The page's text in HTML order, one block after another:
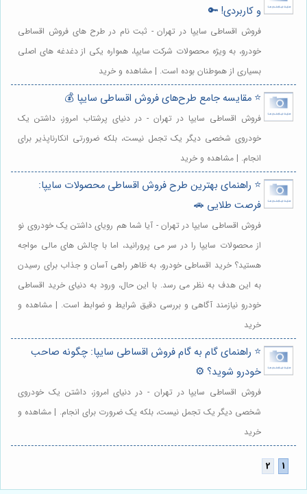
و کاربردی! 🔑
فروش اقساطی سایپا در تهران - ثبت نام در طرح های فروش اقساطی
خودرو، به ویژه محصولات شرکت سایپا، همواره یکی از دغدغه های اصلی
بسیاری از هموطنان بوده است. | مشاهده و خرید
⭐️ مقایسه جامع طرح‌های فروش اقساطی سایپا 💰
فروش اقساطی سایپا در تهران - در دنیای پرشتاب امروز، داشتن یک
خودروی شخصی دیگر یک تجمل نیست، بلکه ضرورتی انکارناپذیر برای
انجام. | مشاهده و خرید
⭐️ راهنمای بهترین طرح فروش اقساطی محصولات سایپا:
فرصت طلایی 🚗
فروش اقساطی سایپا در تهران - آیا شما هم رویای داشتن یک خودروی نو
از محصولات سایپا را در سر می پرورانید، اما با چالش های مالی مواجه
هستید؟ خرید اقساطی خودرو، به ظاهر راهی آسان و جذاب برای رسیدن
به این هدف به نظر می رسد. با این حال، ورود به دنیای خرید اقساطی
خودرو نیازمند آگاهی و بررسی دقیق شرایط و ضوابط است. | مشاهده و
خرید
⭐️ راهنمای گام به گام فروش اقساطی سایپا: چگونه صاحب
خودرو شوید؟ ⚙️
فروش اقساطی سایپا در تهران - در دنیای امروز، داشتن یک خودروی
شخصی دیگر یک تجمل نیست، بلکه یک ضرورت برای انجام. | مشاهده و
خرید